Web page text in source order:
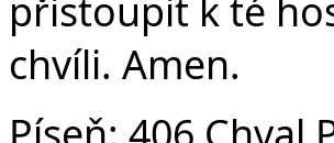
přistoupit k té
chvíli. Amen.